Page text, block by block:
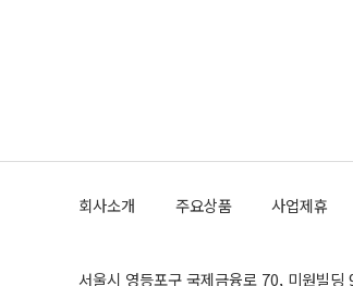
회사소개 주요상품 사업제휴
서울시 영등포구 국제금융로 70, 미원빌딩